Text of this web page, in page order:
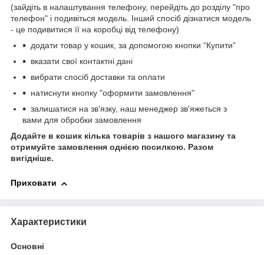
(зайдіть в налаштування телефону, перейдіть до розділу "про
телефон" і подивіться модель. Інший спосіб дізнатися модель
- це подивитися її на коробці від телефону)
додати товар у кошик, за допомогою кнопки “Купити”
вказати свої контактні дані
вибрати спосіб доставки та оплати
натиснути кнопку "оформити замовлення"
залишатися на зв'язку, наш менеджер зв'яжеться з
вами для обробки замовлення
Додайте в кошик кілька товарів з нашого магазину та
отримуйте замовлення однією посилкою. Разом
вигідніше.
Приховати
Характеристики
Основні